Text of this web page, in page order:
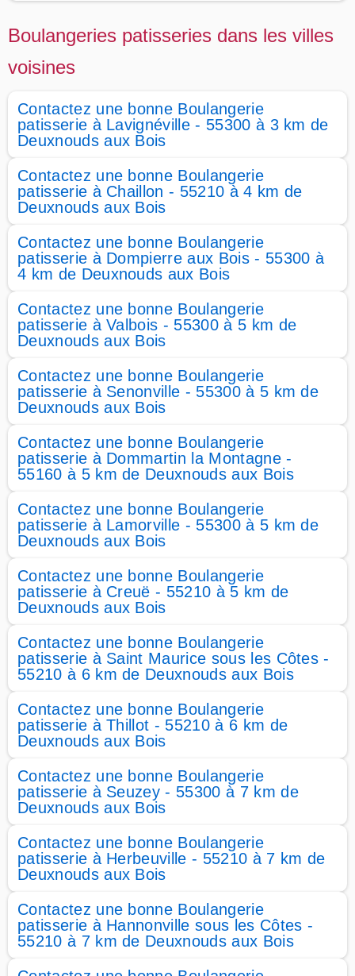
Boulangeries patisseries dans les villes
voisines
Contactez une bonne Boulangerie
patisserie à Lavignéville - 55300 à 3 km de
Deuxnouds aux Bois
Contactez une bonne Boulangerie
patisserie à Chaillon - 55210 à 4 km de
Deuxnouds aux Bois
Contactez une bonne Boulangerie
patisserie à Dompierre aux Bois - 55300 à
4 km de Deuxnouds aux Bois
Contactez une bonne Boulangerie
patisserie à Valbois - 55300 à 5 km de
Deuxnouds aux Bois
Contactez une bonne Boulangerie
patisserie à Senonville - 55300 à 5 km de
Deuxnouds aux Bois
Contactez une bonne Boulangerie
patisserie à Dommartin la Montagne -
55160 à 5 km de Deuxnouds aux Bois
Contactez une bonne Boulangerie
patisserie à Lamorville - 55300 à 5 km de
Deuxnouds aux Bois
Contactez une bonne Boulangerie
patisserie à Creuë - 55210 à 5 km de
Deuxnouds aux Bois
Contactez une bonne Boulangerie
patisserie à Saint Maurice sous les Côtes -
55210 à 6 km de Deuxnouds aux Bois
Contactez une bonne Boulangerie
patisserie à Thillot - 55210 à 6 km de
Deuxnouds aux Bois
Contactez une bonne Boulangerie
patisserie à Seuzey - 55300 à 7 km de
Deuxnouds aux Bois
Contactez une bonne Boulangerie
patisserie à Herbeuville - 55210 à 7 km de
Deuxnouds aux Bois
Contactez une bonne Boulangerie
patisserie à Hannonville sous les Côtes -
55210 à 7 km de Deuxnouds aux Bois